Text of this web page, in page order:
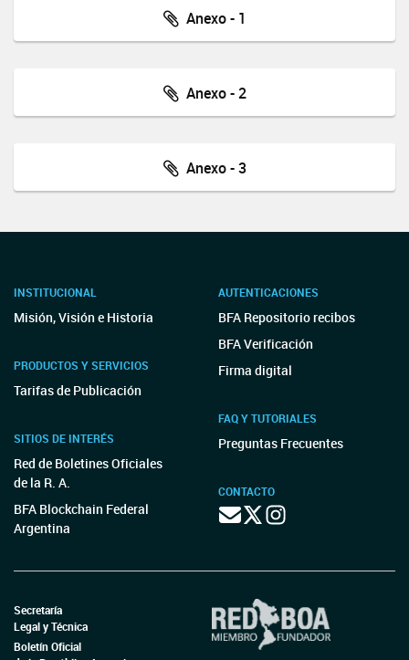
Anexo - 1
Anexo - 2
Anexo - 3
INSTITUCIONAL
Misión, Visión e Historia
PRODUCTOS Y SERVICIOS
Tarifas de Publicación
SITIOS DE INTERÉS
Red de Boletines Oficiales
de la R. A.
BFA Blockchain Federal
Argentina
AUTENTICACIONES
BFA Repositorio recibos
BFA Verificación
Firma digital
FAQ Y TUTORIALES
Preguntas Frecuentes
CONTACTO
Secretaría
Legal y Técnica
Boletín Oficial